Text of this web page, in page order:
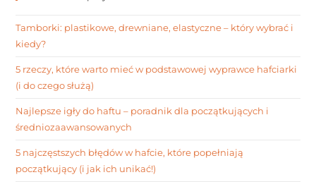
Tamborki: plastikowe, drewniane, elastyczne – który wybrać i
kiedy?
5 rzeczy, które warto mieć w podstawowej wyprawce hafciarki
(i do czego służą)
Najlepsze igły do haftu – poradnik dla początkujących i
średniozaawansowanych
5 najczęstszych błędów w hafcie, które popełniają
początkujący (i jak ich unikać!)